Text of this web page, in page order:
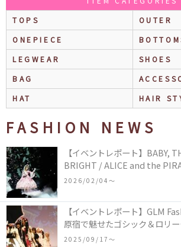
TOPS
OUTER
ONEPIECE
LEGWEAR
SHOES
BAG
HAT
HAIR
FASHION NEWS
【イベントレポート】BABY,
BRIGHT / ALICE and the
COLLECTION in TOKYO
2026/02/04〜
【イベントレポート】GLM
原宿で魅せたゴシック＆ロリ
2025/09/17〜